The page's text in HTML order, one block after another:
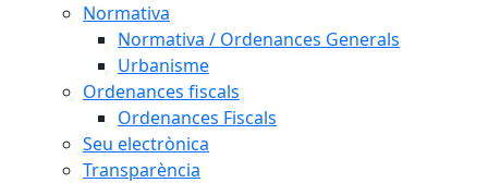
Normativa
Normativa / Ordenances Generals
Urbanisme
Ordenances fiscals
Ordenances Fiscals
Seu electrònica
Transparència